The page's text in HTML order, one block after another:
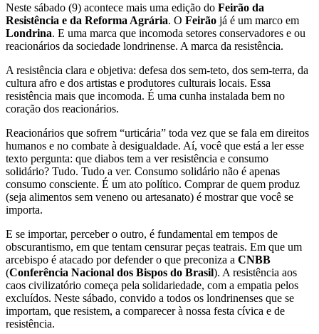
Neste sábado (9) acontece mais uma edição do Feirão da
Resistência e da Reforma Agrária. O Feirão já é um marco em
Londrina. E uma marca que incomoda setores conservadores e ou
reacionários da sociedade londrinense. A marca da resistência.
A resistência clara e objetiva: defesa dos sem-teto, dos sem-terra, da
cultura afro e dos artistas e produtores culturais locais. Essa
resistência mais que incomoda. É uma cunha instalada bem no
coração dos reacionários.
Reacionários que sofrem “urticária” toda vez que se fala em direitos
humanos e no combate à desigualdade. Aí, você que está a ler esse
texto pergunta: que diabos tem a ver resistência e consumo
solidário? Tudo. Tudo a ver. Consumo solidário não é apenas
consumo consciente. É um ato político. Comprar de quem produz
(seja alimentos sem veneno ou artesanato) é mostrar que você se
importa.
E se importar, perceber o outro, é fundamental em tempos de
obscurantismo, em que tentam censurar peças teatrais. Em que um
arcebispo é atacado por defender o que preconiza a CNBB
(Conferência Nacional dos Bispos do Brasil). A resistência aos
caos civilizatório começa pela solidariedade, com a empatia pelos
excluídos. Neste sábado, convido a todos os londrinenses que se
importam, que resistem, a comparecer à nossa festa cívica e de
resistência.